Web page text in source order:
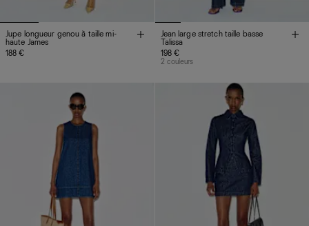
Jupe longueur genou à taille mi-
haute James
188 €
Jean large stretch taille basse
Talissa
198 €
2 couleurs